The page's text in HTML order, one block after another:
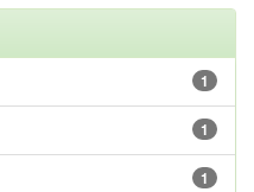
1
1
1